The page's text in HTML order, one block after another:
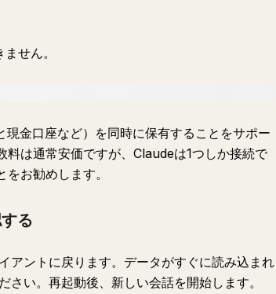
せん。
金口座など）を同時に保有することをサポー
料は通常安価ですが、Claudeは1つしか接続で
お勧めします。
る
アントに戻ります。データがすぐに読み込まれ
い。再起動後、新しい会話を開始します。